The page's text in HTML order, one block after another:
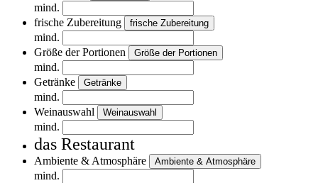
mind.
frische Zubereitung
frische Zubereitung
mind.
Größe der Portionen
Größe der Portionen
mind.
Getränke
Getränke
mind.
Weinauswahl
Weinauswahl
mind.
das Restaurant
Ambiente & Atmosphäre Ambiente & Atmosphäre
mind.